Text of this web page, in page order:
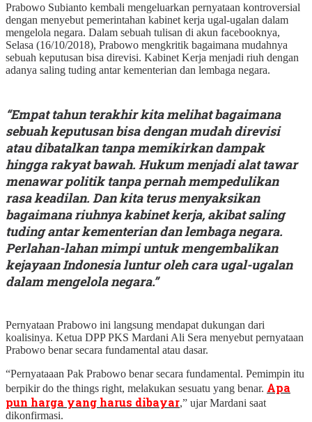
Prabowo Subianto kembali mengeluarkan pernyataan kontroversial
dengan menyebut pemerintahan kabinet kerja ugal-ugalan dalam
mengelola negara. Dalam sebuah tulisan di akun facebooknya,
Selasa (16/10/2018), Prabowo mengkritik bagaimana mudahnya
sebuah keputusan bisa direvisi. Kabinet Kerja menjadi riuh dengan
adanya saling tuding antar kementerian dan lembaga negara.
“Empat tahun terakhir kita melihat bagaimana
sebuah keputusan bisa dengan mudah direvisi
atau dibatalkan tanpa memikirkan dampak
hingga rakyat bawah. Hukum menjadi alat tawar
menawar politik tanpa pernah mempedulikan
rasa keadilan. Dan kita terus menyaksikan
bagaimana riuhnya kabinet kerja, akibat saling
tuding antar kementerian dan lembaga negara.
Perlahan-lahan mimpi untuk mengembalikan
kejayaan Indonesia luntur oleh cara ugal-ugalan
dalam mengelola negara.”
Pernyataan Prabowo ini langsung mendapat dukungan dari
koalisinya. Ketua DPP PKS Mardani Ali Sera menyebut pernyataan
Prabowo benar secara fundamental atau dasar.
“Pernyataaan Pak Prabowo benar secara fundamental. Pemimpin itu
berpikir do the things right, melakukan sesuatu yang benar. Apa
pun harga yang harus dibayar,” ujar Mardani saat
dikonfirmasi.